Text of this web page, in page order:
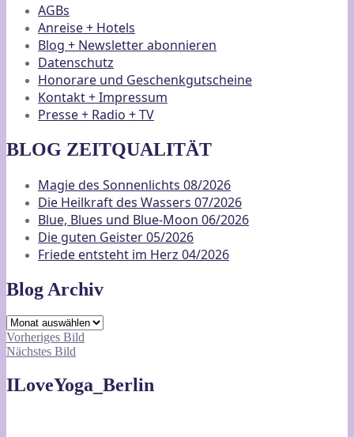
AGBs
Anreise + Hotels
Blog + Newsletter abonnieren
Datenschutz
Honorare und Geschenkgutscheine
Kontakt + Impressum
Presse + Radio + TV
BLOG ZEITQUALITÄT
Magie des Sonnenlichts 08/2026
Die Heilkraft des Wassers 07/2026
Blue, Blues und Blue-Moon 06/2026
Die guten Geister 05/2026
Friede entsteht im Herz 04/2026
Blog Archiv
Blog
Archiv
Vorheriges Bild
Nächstes Bild
ILoveYoga_Berlin